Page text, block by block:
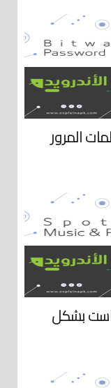
المرور
بشكل